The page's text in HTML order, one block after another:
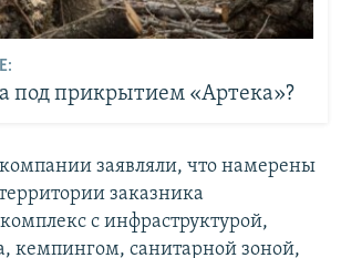
под прикрытием «Артека»?
заявляли, что намерены
заказника
с инфраструктурой,
кемпингом, санитарной зоной,